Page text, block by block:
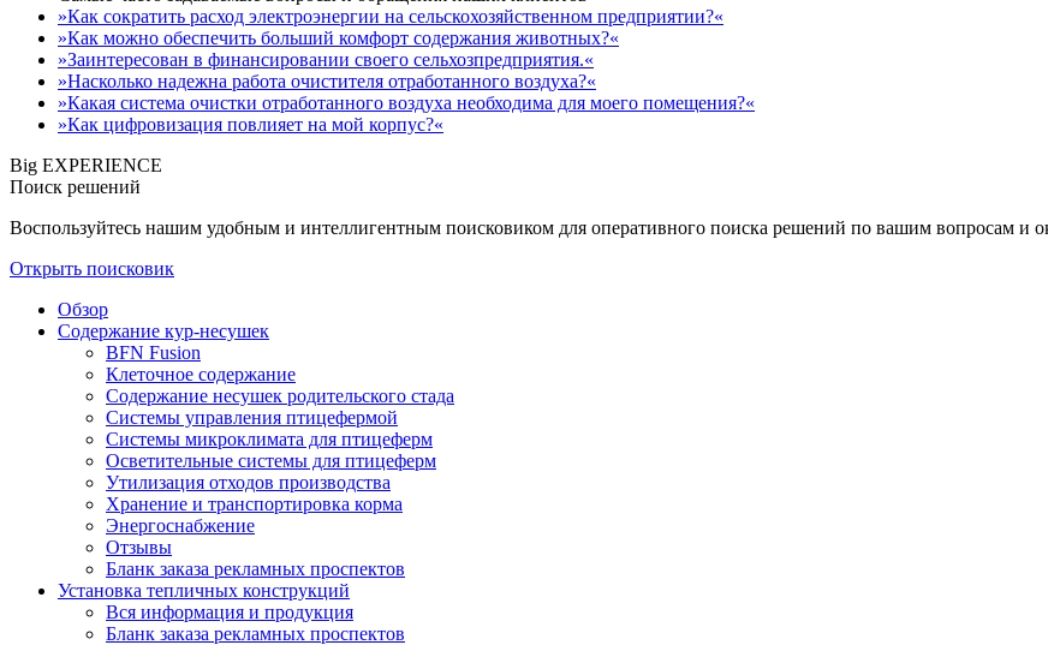
»Как сократить расход электроэнергии на сельскохозяйственном предприятии?«
»Как можно обеспечить больший комфорт содержания животных?«
»Заинтересован в финансировании своего сельхозпредприятия.«
»Насколько надежна работа очистителя отработанного воздуха?«
»Какая система очистки отработанного воздуха необходима для моего помещения?«
»Как цифровизация повлияет на мой корпус?«
Big EXPERIENCE
Поиск решений
Воспользуйтесь нашим удобным и интеллигентным поисковиком для оперативного поиска решений по вашим вопросам и
Открыть поисковик
Обзор
Содержание кур-несушек
BFN Fusion
Клеточное содержание
Содержание несушек родительского стада
Системы управления птицефермой
Системы микроклимата для птицеферм
Осветительные системы для птицеферм
Утилизация отходов производства
Хранение и транспортировка корма
Энергоснабжение
Отзывы
Бланк заказа рекламных проспектов
Установка тепличных конструкций
Вся информация и продукция
Бланк заказа рекламных проспектов